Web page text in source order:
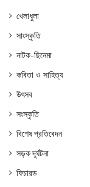
খেলাধুলা
সাংস্কৃতি
নাটক-ছিনেমা
কবিতা ও সাহিত্য
উৎসব
সংস্কৃতি
বিশেষ প্রতিবেদন
সড়ক দূর্ঘটনা
ফিচারড